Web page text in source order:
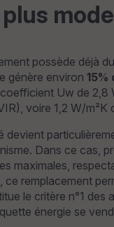
possède déjà
génère environ
Uw de 2,8
voire 1,2 W/m²K
devient
Dans ce cas,
maximales,
ce remplacement
le critère n°1
énergie se